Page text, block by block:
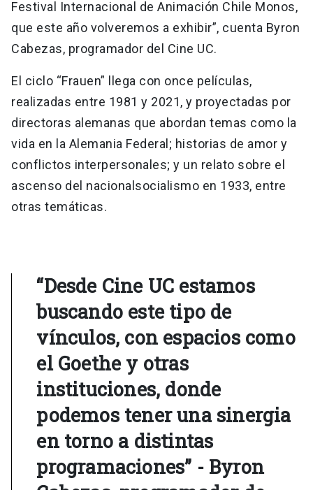
Festival Internacional de Animación Chile Monos,
que este año volveremos a exhibir”, cuenta Byron
Cabezas, programador del Cine UC.
El ciclo “Frauen” llega con once películas,
realizadas entre 1981 y 2021, y proyectadas por
directoras alemanas que abordan temas como la
vida en la Alemania Federal; historias de amor y
conflictos interpersonales; y un relato sobre el
ascenso del nacionalsocialismo en 1933, entre
otras temáticas.
“Desde Cine UC estamos
buscando este tipo de
vínculos, con espacios como
el Goethe y otras
instituciones, donde
podemos tener una sinergia
en torno a distintas
programaciones” - Byron